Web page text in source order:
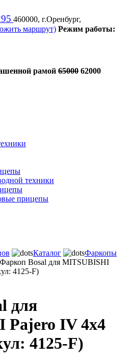
460000, г.Оренбург,
маршрут) Режим работы:
рамой 65000 62000
техники
прицепы
Каталог
Фаркопы
Фаркоп Bosal для MITSUBISHI
4125-F)
для
Pajero IV 4x4
4125-F)